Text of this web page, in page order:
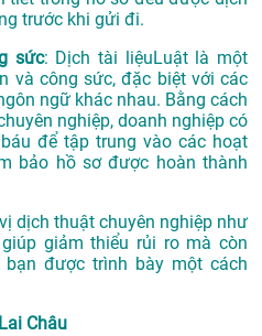
trước khi gửi đi.
sức: Dịch tài liệuLuật là một
và công sức, đặc biệt với các
ngữ khác nhau. Bằng cách
nghiệp, doanh nghiệp có
để tập trung vào các hoạt
bảo hồ sơ được hoàn thành
dịch thuật chuyên nghiệp như
giảm thiểu rủi ro mà còn
được trình bày một cách
Châu